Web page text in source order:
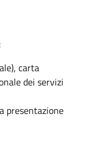
carta
dei servizi
presentazione